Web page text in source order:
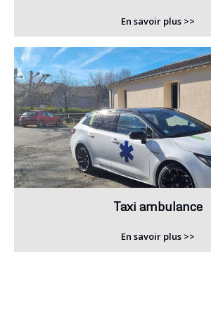
En savoir plus >>
Taxi ambulance
En savoir plus >>